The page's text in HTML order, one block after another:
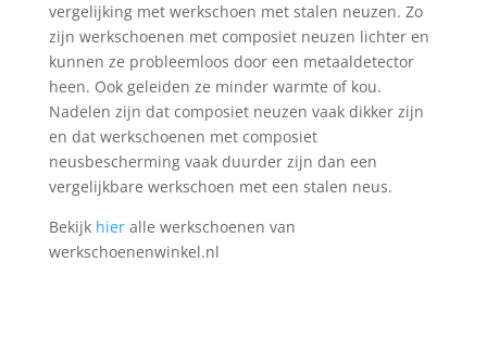
vergelijking met werkschoen met stalen neuzen. Zo
zijn werkschoenen met composiet neuzen lichter en
kunnen ze probleemloos door een metaaldetector
heen. Ook geleiden ze minder warmte of kou.
Nadelen zijn dat composiet neuzen vaak dikker zijn
en dat werkschoenen met composiet
neusbescherming vaak duurder zijn dan een
vergelijkbare werkschoen met een stalen neus.
Bekijk hieralle werkschoenen van
werkschoenenwinkel.nl